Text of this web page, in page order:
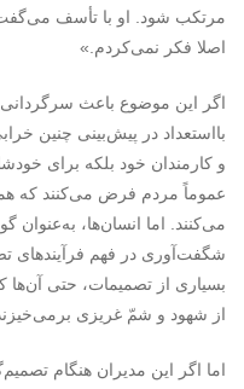
مرتکب شود. او با تأسف
اصلا فکر نمی‌کردم.»
اگر این موضوع باعث
بااستعداد در پیش‌بینی چنین
و کارمندان خود بلکه برای
عموماً مردم فرض می‌کنند که
می‌کنند. اما انسان‌ها، به‌عنوان
شگفت‌آوری در فهم فرآیند‌های
بسیاری از تصمیمات، حتی آن‌ها
از شهود و شمّ غریزی
اما اگر این مدیران هنگام